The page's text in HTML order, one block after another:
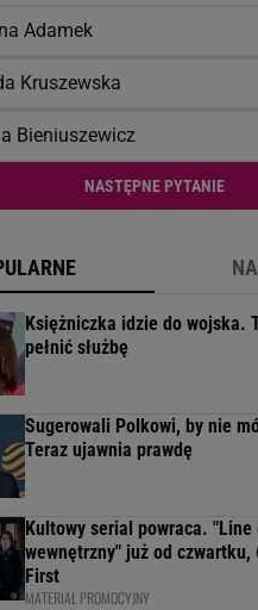
Adamek
Kruszewska
Bieniuszewicz
NASTĘPNE PYTANIE
Księżniczka idzie do wojska.
pełnić służbę
Sugerowali Polkowi, by nie
Teraz ujawnia prawdę
Kultowy serial powraca. "Line
wewnętrzny" już od czwartku,
First
MATERIAŁ PROMOCYJNY